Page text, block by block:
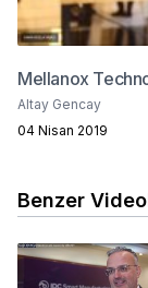
Mellanox
Altay Gencay
04 Nisan 2019
Benzer